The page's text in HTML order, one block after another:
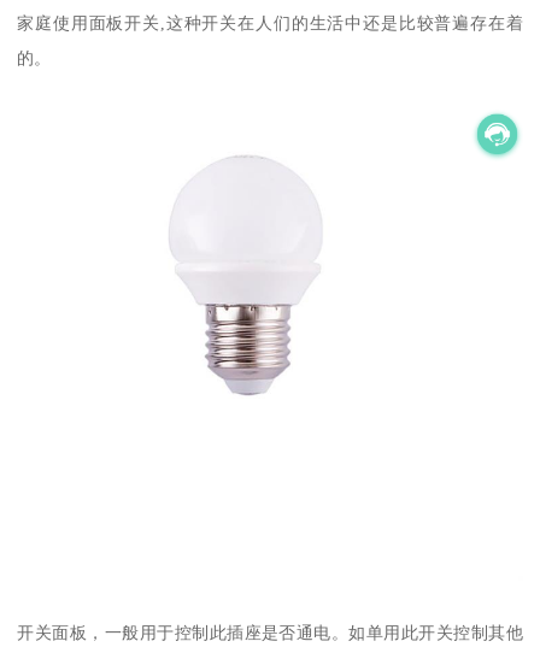
家庭使用面板开关,这种开关在人们的生活中还是比较普遍存在着
的。
开关面板，一般用于控制此插座是否通电。如单用此开关控制其他